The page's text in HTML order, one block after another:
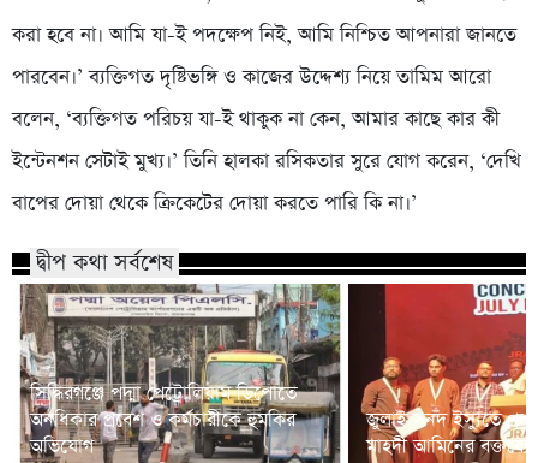
করা হবে না। আমি যা-ই পদক্ষেপ নিই, আমি নিশ্চিত আপনারা জানতে
পারবেন।’ ব্যক্তিগত দৃষ্টিভঙ্গি ও কাজের উদ্দেশ্য নিয়ে তামিম আরো
বলেন, ‘ব্যক্তিগত পরিচয় যা-ই থাকুক না কেন, আমার কাছে কার কী
ইন্টেনশন সেটাই মুখ্য।’ তিনি হালকা রসিকতার সুরে যোগ করেন, ‘দেখি
বাপের দোয়া থেকে ক্রিকেটের দোয়া করতে পারি কি না।’
দ্বীপ কথা সর্বশেষ
সিদ্ধিরগঞ্জে পদ্মা পেট্রোলিয়াম ডিপোতে
অনধিকার প্রবেশ ও কর্মচারীকে হুমকির
অভিযোগ
জুলাই সনদ ইস্যুতে
মাহদী আমিনের